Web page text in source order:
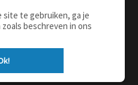
Over deze site
Privacy
site te gebruiken, ga je
beschreven in ons